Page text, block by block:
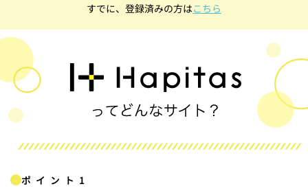
すでに、登録済みの方はこちら
ポイント1